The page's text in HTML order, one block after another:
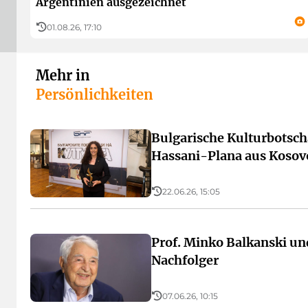
01.08.26, 17:10
Mehr in
Persönlichkeiten
Bulgarische
Hassani-Plana aus
22.06.26, 15:05
Prof. Minko Balkanski
Nachfolger
07.06.26, 10:15